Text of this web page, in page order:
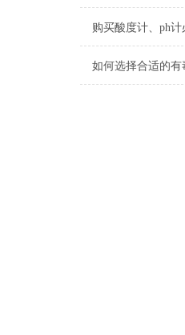
购买酸度计、ph